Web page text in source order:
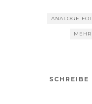
ANALOGE
SCHREIBE